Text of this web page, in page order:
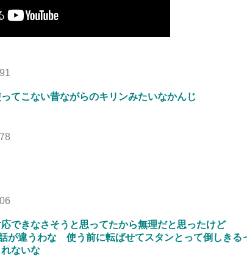
てこない昔ながらのキリンみたいなかんじ
できなさそうと思ってたから無理だと思ったけど
が違うわな 使う前に転ばせてスタンとって倒しきる
ないな